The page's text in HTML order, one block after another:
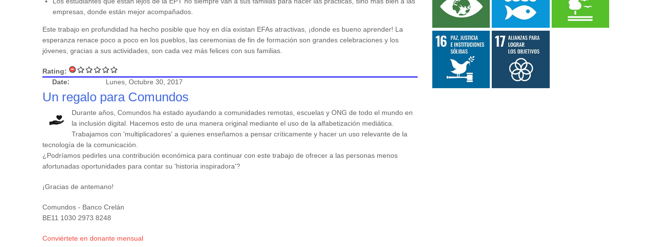
empresas, donde están mejor acompañados.
Este trabajo en profundidad ha hecho posible que hoy en día existan EFAs atractivas, ¡donde es bueno aprender! La
esperanza renace poco a poco en los pueblos, las ceremonias de fin de formación son grandes celebraciones y los
jóvenes, gracias a sus actividades, son cada vez más felices con sus familias.
Rating:
Date:
Lunes, Octubre 30, 2017
Un regalo para Comundos
Durante años, Comundos ha estado ayudando a comunidades remotas, escuelas y ONG de todo el mundo en
la inclusión digital. Hacemos esto de una manera original mediante el uso de la alfabetización mediática.
Trabajamos con 'multiplicadores' a quienes enseñamos a pensar críticamente y hacer un uso relevante de la
tecnología de la comunicación.
¿Podríamos pedirles una contribución económica para continuar con este trabajo de ofrecer a las personas menos
afortunadas oportunidades para contar su 'historia inspiradora'?
¡Gracias de antemano!
Comundos - Banco Crelán
BE11 1030 2973 8248
Conviértete en donante mensual